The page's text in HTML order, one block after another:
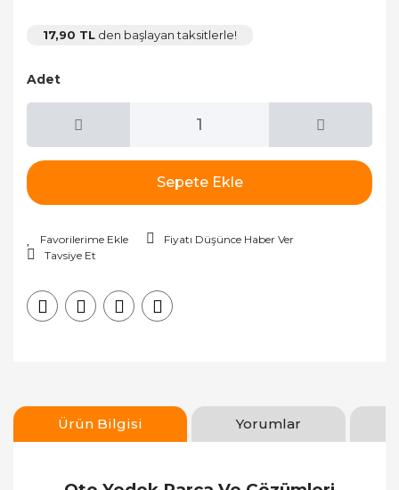
17,90 TL den başlayan taksitlerle!
Adet
Sepete Ekle
Fiyatı Düşünce Haber Ver
Tavsiye Et
Ürün Bilgisi Yorumlar